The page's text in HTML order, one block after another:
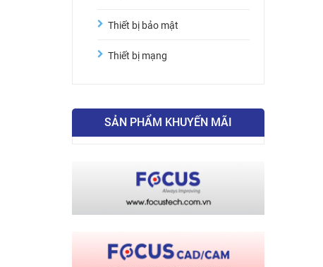
Thiết bị bảo mật
Thiết bị mạng
SẢN PHẨM KHUYẾN MÃI